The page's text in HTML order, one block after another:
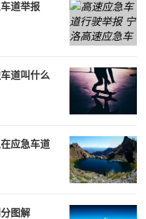
道举报
道叫什么
应急车道
图解